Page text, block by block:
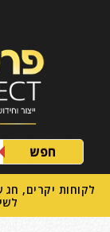
חפש
לקוחות יקרים,